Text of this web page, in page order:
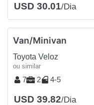
USD 30.01/Dia
Van/Minivan
Toyota Veloz
ou similar
7 2 4-5
USD 39.82/Dia